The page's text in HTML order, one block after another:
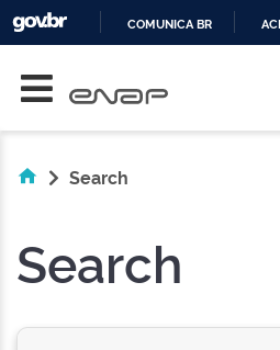
COMUNICA BR
Search
Search